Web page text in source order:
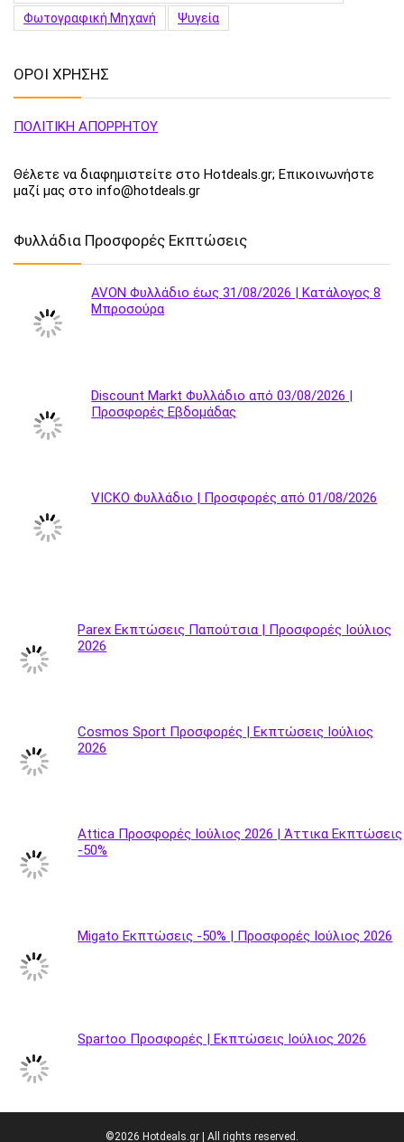
Φωτογραφική Μηχανή
Ψυγεία
ΟΡΟΙ ΧΡΗΣΗΣ
ΠΟΛΙΤΙΚΗ ΑΠΟΡΡΗΤΟΥ
Θέλετε να διαφημιστείτε στο Hotdeals.gr; Επικοινωνήστε
μαζί μας στο info@hotdeals.gr
Φυλλάδια Προσφορές Εκπτώσεις
AVON Φυλλάδιο έως 31/08/2026 | Κατάλογος 8
Μπροσούρα
Discount Markt Φυλλάδιο από 03/08/2026 |
Προσφορές Εβδομάδας
VICKO Φυλλάδιο | Προσφορές από 01/08/2026
Parex Εκπτώσεις Παπούτσια | Προσφορές Ιούλιος
2026
Cosmos Sport Προσφορές | Εκπτώσεις Ιούλιος
2026
Attica Προσφορές Ιούλιος 2026 | Άττικα Εκπτώσεις
-50%
Migato Εκπτώσεις -50% | Προσφορές Ιούλιος 2026
Spartoo Προσφορές | Εκπτώσεις Ιούλιος 2026
©2026 Hotdeals.gr | All rights reserved.